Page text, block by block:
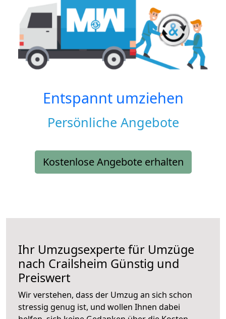
Entspannt umziehen
Persönliche Angebote
Kostenlose Angebote erhalten
Ihr Umzugsexperte für Umzüge
nach Crailsheim Günstig und
Preiswert
Wir verstehen, dass der Umzug an sich schon
stressig genug ist, und wollen Ihnen dabei